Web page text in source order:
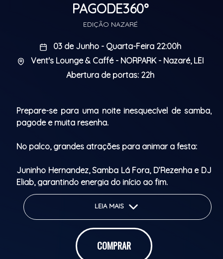
PAGODE360°
EDIÇÃO NAZARÉ
03 de Junho - Quarta-Feira 22:00h
Vent's Lounge & Caffé - NORPARK - Nazaré, LEI
Abertura de portas: 22h
Prepare-se para uma noite inesquecível de samba,
pagode e muita resenha.
No palco, grandes atrações para animar a festa:
Juninho Hernandez, Samba Lá Fora, D’Rezenha e DJ
Eliab, garantindo energia do início ao fim.
Promoção especial: quem comprar o bilhete online
terá acesso ao bar aberto de imperial das 22h às
E tem mais: durante os intervalos das bandas,
LEIA MAIS
COMPRAR